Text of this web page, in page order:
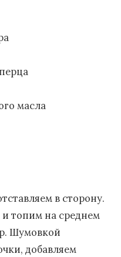
масла
в сторону.
топим на среднем
Шумовкой
добавляем